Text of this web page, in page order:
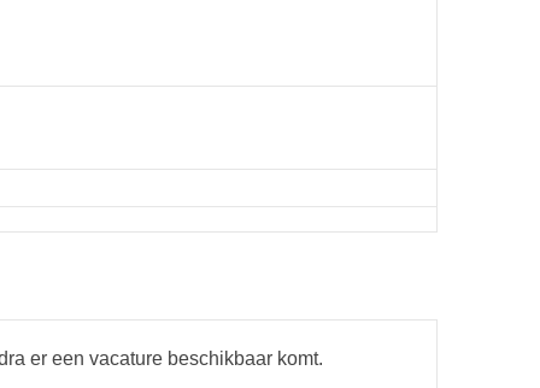
er een vacature beschikbaar komt.